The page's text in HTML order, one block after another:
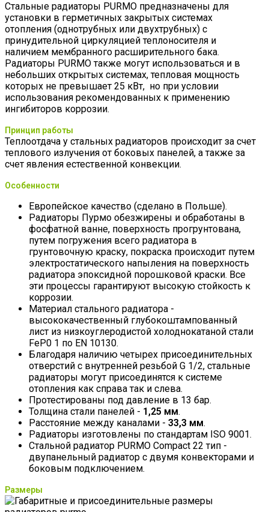
Стальные радиаторы PURMO предназначены для
установки в герметичных закрытых системах
отопления (однотрубных или двухтрубных) с
принудительной циркуляцией теплоносителя и
наличием мембранного расширительного бака.
Радиаторы PURMO также могут использоваться и в
небольших открытых системах, тепловая мощность
которых не превышает 25 кВт, но при условии
использования рекомендованных к применению
ингибиторов коррозии.
Принцип работы
Теплоотдача у стальных радиаторов происходит за счет
теплового излучения от боковых панелей, а также за
счет явления естественной конвекции.
Особенности
Европейское качество (сделано в Польше).
Радиаторы Пурмо обезжирены и обработаны в
фосфатной ванне, поверхность прогрунтована,
путем погружения всего радиатора в
грунтовочную краску, покраска происходит путем
электростатического напыления на поверхность
радиатора эпоксидной порошковой краски. Все
эти процессы гарантируют высокую стойкость к
коррозии.
Материал стального радиатора -
высококачественный глубокоштампованный
лист из низкоуглеродистой холоднокатаной стали
FeP0 1 по EN 10130.
Благодаря наличию четырех присоединительных
отверстий с внутренней резьбой G 1/2, стальные
радиаторы могут присоединятся к системе
отопления как справа так и слева.
Протестированы под давление в 13 бар.
Толщина стали панелей - 1,25 мм.
Расстояние между каналами - 33,3 мм.
Радиаторы изготовлены по стандартам ISO 9001.
Стальной радиатор PURMO Compact 22 тип -
двупанельный радиатор с двумя конвекторами и
боковым подключением.
Размеры